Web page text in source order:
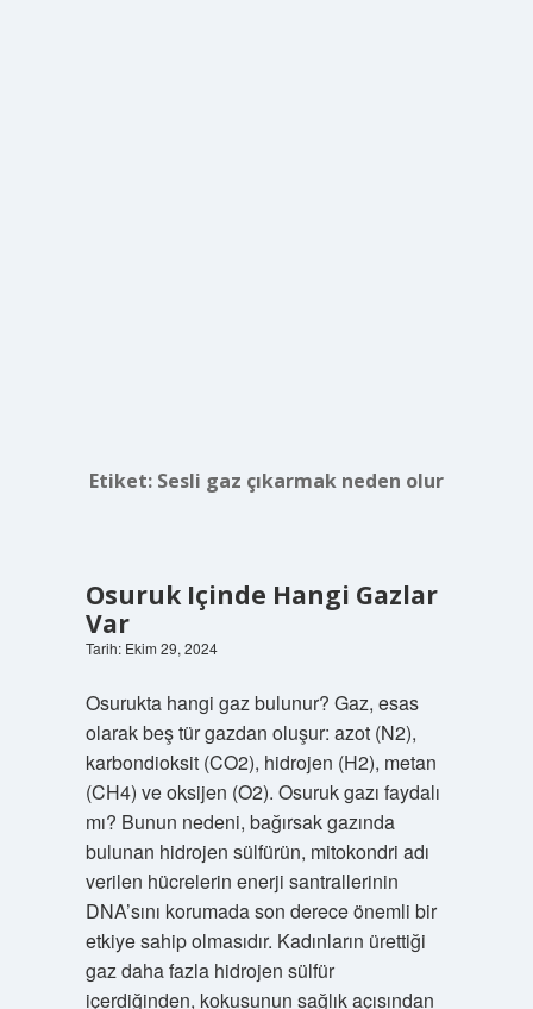
Etiket: Sesli gaz çıkarmak neden olur
Osuruk Içinde Hangi Gazlar
Var
Tarih: Ekim 29, 2024
Osurukta hangi gaz bulunur? Gaz, esas
olarak beş tür gazdan oluşur: azot (N2),
karbondioksit (CO2), hidrojen (H2), metan
(CH4) ve oksijen (O2). Osuruk gazı faydalı
mı? Bunun nedeni, bağırsak gazında
bulunan hidrojen sülfürün, mitokondri adı
verilen hücrelerin enerji santrallerinin
DNA’sını korumada son derece önemli bir
etkiye sahip olmasıdır. Kadınların ürettiği
gaz daha fazla hidrojen sülfür
içerdiğinden, kokusunun sağlık açısından